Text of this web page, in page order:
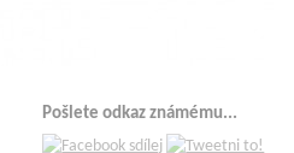
Pošlete odkaz známému...